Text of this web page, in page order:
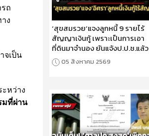
ถ
ง
จเป็น
หว่าง
มที่ผ่าน
‘สุขสมรวย’แจงลูกหนี้ 9 รายไร้
สัญญาเงินกู้ เพราะเป็นการเอา
ที่ดินมาจำนอง ยันแจ้งป.ป.ช.แล้ว
05 สิงหาคม 2569